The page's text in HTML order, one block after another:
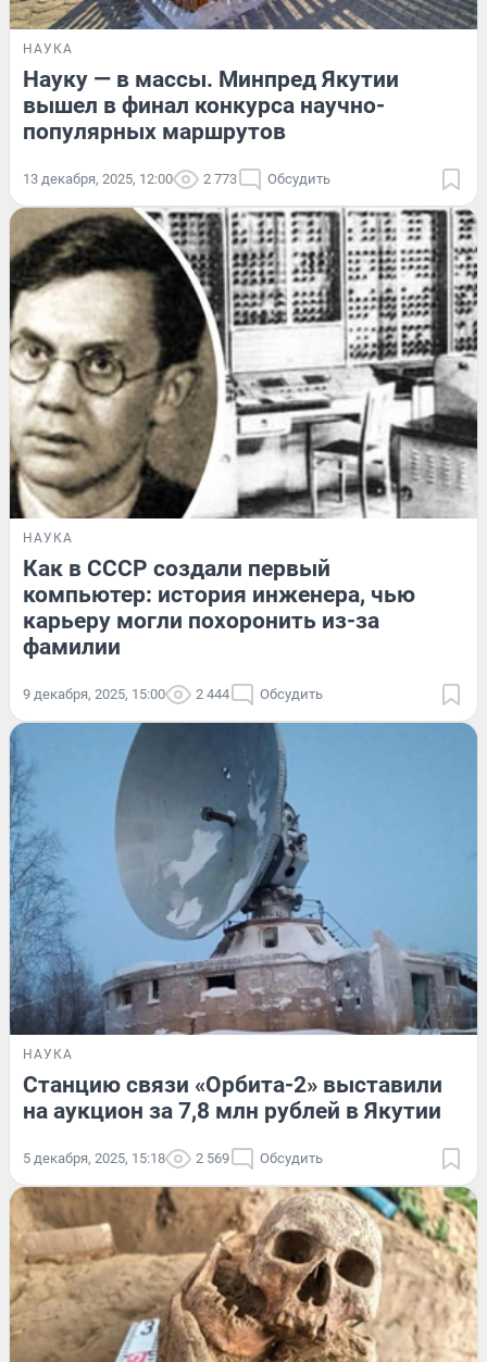
НАУКА
Науку — в массы. Минпред Якутии
вышел в финал конкурса научно-
популярных маршрутов
13 декабря, 2025, 12:00 2 773 Обсудить
НАУКА
Как в СССР создали первый
компьютер: история инженера, чью
карьеру могли похоронить из-за
фамилии
9 декабря, 2025, 15:00 2 444 Обсудить
НАУКА
Станцию связи «Орбита-2» выставили
на аукцион за 7,8 млн рублей в Якутии
5 декабря, 2025, 15:18 2 569 Обсудить